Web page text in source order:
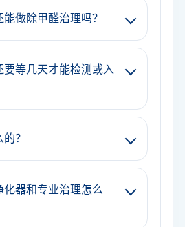
做除甲醛治理吗？
要等几天才能检测或入
？
化器和专业治理怎么